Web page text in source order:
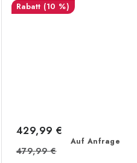
(10 %)
Auf Anfrage
429,99 €
479,99 €